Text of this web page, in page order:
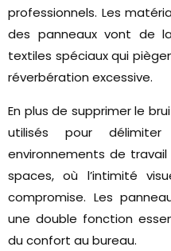
professionnels. Les
des panneaux vont de
textiles spéciaux qui
réverbération excessive.
En plus de supprimer le
utilisés pour
environnements de
spaces, où l’intimité
compromise. Les
une double fonction
du confort au bureau.